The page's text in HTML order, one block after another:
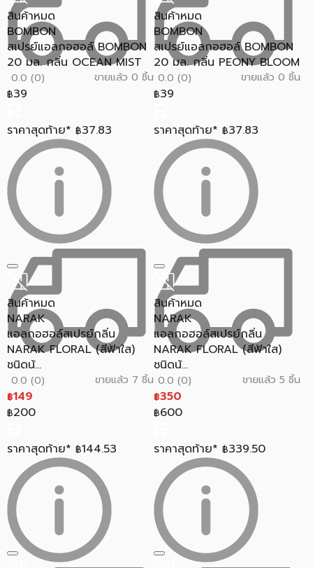
สินค้าหมด
BOMBON
สเปรย์แอลกอฮอล์ BOMBON
20 มล. กลิ่น OCEAN MIST
0.0 (0) ขายแล้ว 0 ชิ้น
฿39
ราคาสุดท้าย* ฿37.83
สินค้าหมด
BOMBON
สเปรย์แอลกอฮอล์ BOMBON
20 มล. กลิ่น PEONY BLOOM
0.0 (0) ขายแล้ว 0 ชิ้น
฿39
ราคาสุดท้าย* ฿37.83
สินค้าหมด
NARAK
แอลกอฮอล์สเปรย์กลิ่น
NARAK FLORAL (สีฟ้าใส)
ชนิดน้...
0.0 (0) ขายแล้ว 7 ชิ้น
฿149
฿200
ราคาสุดท้าย* ฿144.53
สินค้าหมด
NARAK
แอลกอฮอล์สเปรย์กลิ่น
NARAK FLORAL (สีฟ้าใส)
ชนิดน้...
0.0 (0) ขายแล้ว 5 ชิ้น
฿350
฿600
ราคาสุดท้าย* ฿339.50